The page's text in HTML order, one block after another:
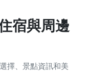
宿與周邊
擇、景點資訊和美